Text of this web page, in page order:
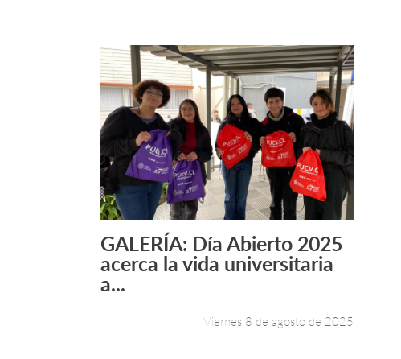
Leer más +
GALERÍA: Día Abierto 2025
acerca la vida universitaria
a...
Viernes 8 de agosto de 2025